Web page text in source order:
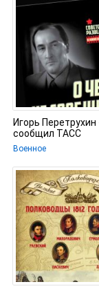
Игорь
сообщил ТАСС
Военное